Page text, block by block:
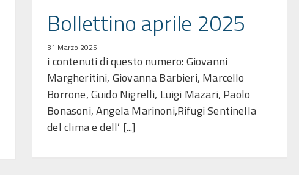
Bollettino aprile 2025
31 Marzo 2025
i contenuti di questo numero: Giovanni
Margheritini, Giovanna Barbieri, Marcello
Borrone, Guido Nigrelli, Luigi Mazari, Paolo
Bonasoni, Angela Marinoni,Rifugi Sentinella
del clima e dell’ [...]